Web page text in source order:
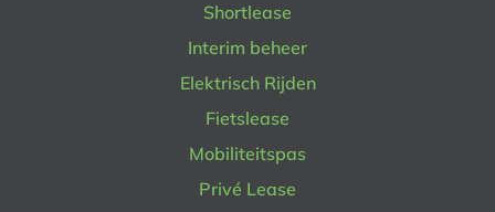
Shortlease
Interim beheer
Elektrisch Rijden
Fietslease
Mobiliteitspas
Privé Lease